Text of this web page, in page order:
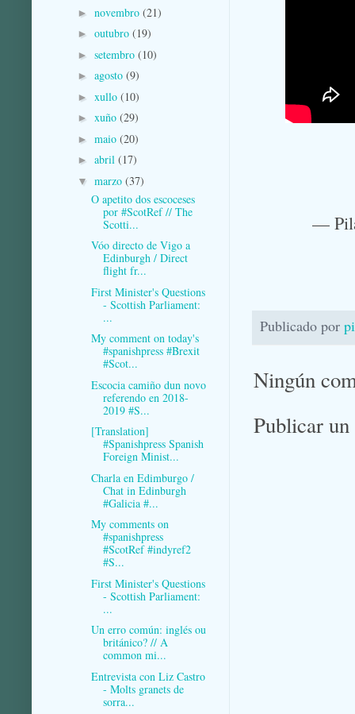
—
Publicado por
Ningún
Publicar
► novembro (21)
► outubro (19)
► setembro (10)
► agosto (9)
► xullo (10)
► xuño (29)
► maio (20)
► abril (17)
▼ marzo (37)
O apetito dos escoceses
por #ScotRef // The
Scotti...
Vóo directo de Vigo a
Edinburgh / Direct
flight fr...
First Minister's Questions
- Scottish Parliament:
...
My comment on today's
#spanishpress #Brexit
#Scot...
Escocia camiño dun novo
referendo en 2018-
2019 #S...
[Translation]
#Spanishpress Spanish
Foreign Minist...
Charla en Edimburgo /
Chat in Edinburgh
#Galicia #...
My comments on
#spanishpress
#ScotRef #indyref2
#S...
First Minister's Questions
- Scottish Parliament:
...
Un erro común: inglés ou
británico? // A
common mi...
Entrevista con Liz Castro
- Molts granets de
sorra...